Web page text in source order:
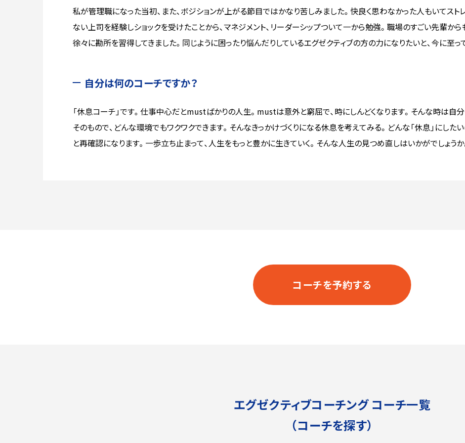
私が管理職になった当初、また、ボジションが上がる節目ではかなり苦しみました。快良く思わなかった人もいてス
ない上司を経験しショックを受けたことから、マネジメント、リーダーシップついて一から勉強。職場のすごい先輩から
徐々に勘所を習得してきました。同じように困ったり悩んだりしているエグゼクティブの方の力になりたいと、今に至っ
自分は何のコーチですか？
「休息コーチ」です。仕事中心だとmustばかりの人生。mustは意外と窮屈で、時にしんどくなります。そんな時は
そのもので、どんな環境でもワクワクできます。そんなきっかけづくりになる休息を考えてみる。どんな「休息」にし
と再確認になります。一歩立ち止まって、人生をもっと豊かに生きていく。そんな人生の見つめ直しはいかがでしょうか
コーチを予約する
エグゼクティブコーチング コーチ一覧
（コーチを探す）